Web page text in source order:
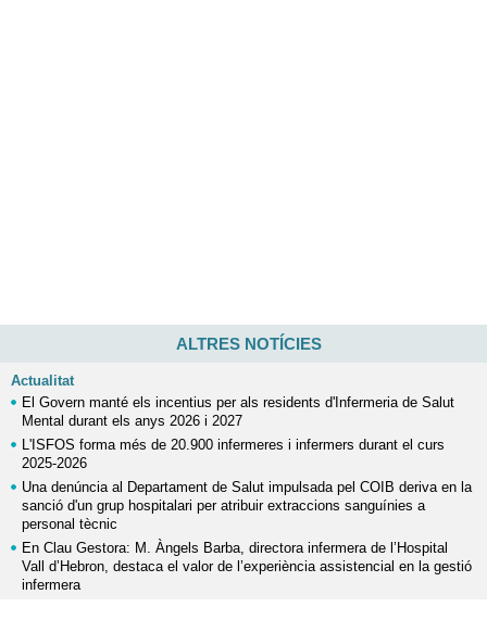
ALTRES NOTÍCIES
Actualitat
El Govern manté els incentius per als residents d'Infermeria de Salut
Mental durant els anys 2026 i 2027
L'ISFOS forma més de 20.900 infermeres i infermers durant el curs
2025-2026
Una denúncia al Departament de Salut impulsada pel COIB deriva en la
sanció d'un grup hospitalari per atribuir extraccions sanguínies a
personal tècnic
En Clau Gestora: M. Àngels Barba, directora infermera de l’Hospital
Vall d’Hebron, destaca el valor de l’experiència assistencial en la gestió
infermera